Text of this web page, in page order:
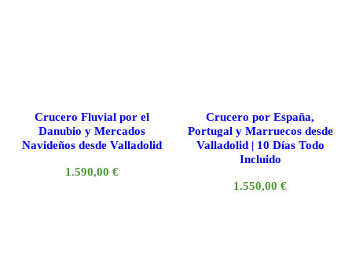
Crucero Fluvial por el
Danubio y Mercados
Navideños desde Valladolid
1.590,00 €
Crucero por España,
Portugal y Marruecos desde
Valladolid | 10 Días Todo
Incluido
1.550,00€